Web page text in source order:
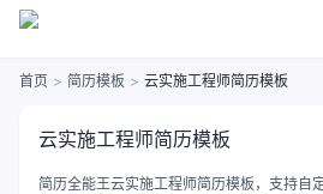
首页 > 简历模板 > 云实施工程师简历模板
云实施工程师简历模板
简历全能王云实施工程师简历模板，支持自